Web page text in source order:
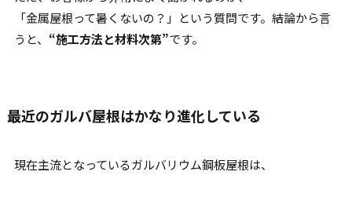
「金属屋根って暑くないの？」という質問です。結論から言
うと、 “施工方法と材料次第”です。
最近のガルバ屋根はかなり進化している
現在主流となっているガルバリウム鋼板屋根は、